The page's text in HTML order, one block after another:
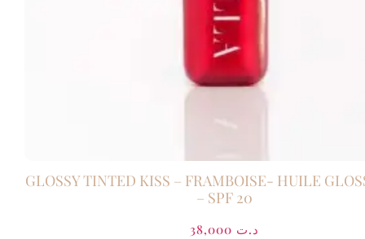
GLOSSY TINTED KISS – FRAMBOISE- HUILE
– SPF 20
د.ت